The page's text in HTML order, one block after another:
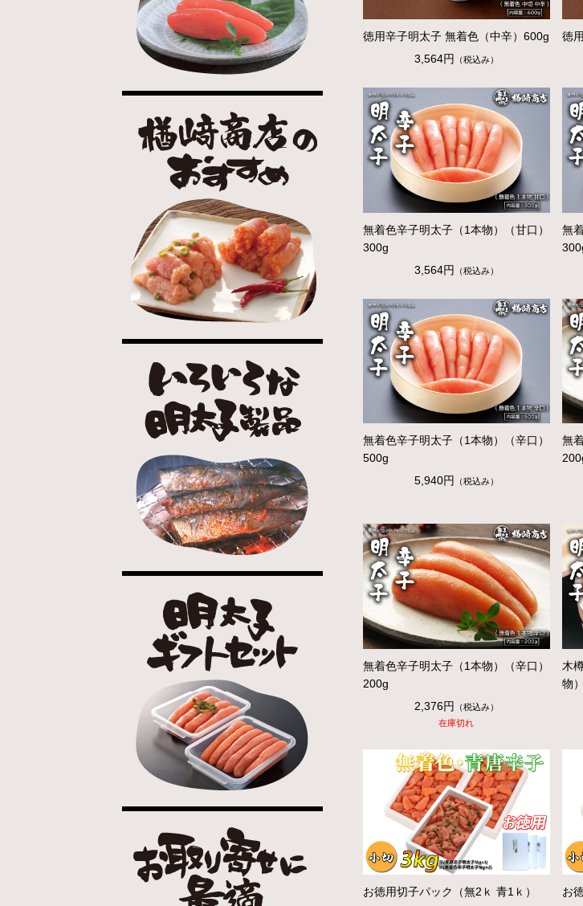
徳用辛子明太子 無着色（中辛）600g
3,564円
（税込み）
徳
無着色辛子明太子（1本物）（甘口）
300g
3,564円
（税込み）
無
無着色辛子明太子（1本物）（辛口）
500g
5,940円
（税込み）
無
無着色辛子明太子（1本物）（辛口）
200g
2,376円
（税込み）
在庫切れ
木
物
お徳用切子パック（無2ｋ 青1ｋ）
お